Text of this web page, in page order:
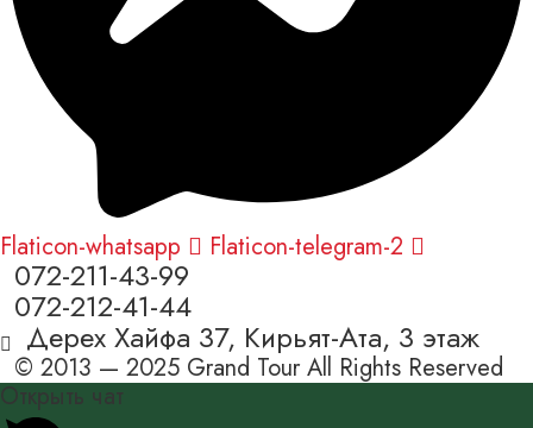
Flaticon-whatsapp Flaticon-telegram-2
072-211-43-99
072-212-41-44
Дерех Хайфа 37, Кирьят-Ата, 3 этаж
© 2013 — 2025 Grand Tour All Rights Reserved
Открыть чат